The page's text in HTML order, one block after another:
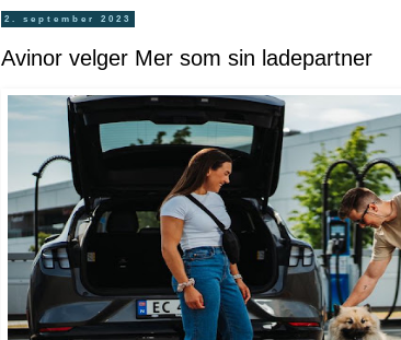
2. september 2023
Avinor velger Mer som sin ladepartner